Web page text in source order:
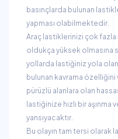
basınçlarda bulunan
yapması olabilmektedir.
Araç lastiklerinizi çok fazla
oldukça yüksek
yollarda lastiğiniz yola
bulunan kavrama
pürüzlü alanlara olan
lastiğinize hızlı bir
yansıyacaktır.
Bu olayın tam tersi olarak